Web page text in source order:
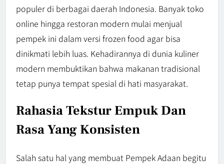
populer di berbagai daerah Indonesia. Banyak toko
online hingga restoran modern mulai menjual
pempek ini dalam versi frozen food agar bisa
dinikmati lebih luas. Kehadirannya di dunia kuliner
modern membuktikan bahwa makanan tradisional
tetap punya tempat spesial di hati masyarakat.
Rahasia Tekstur Empuk Dan
Rasa Yang Konsisten
Salah satu hal yang membuat Pempek Adaan begitu